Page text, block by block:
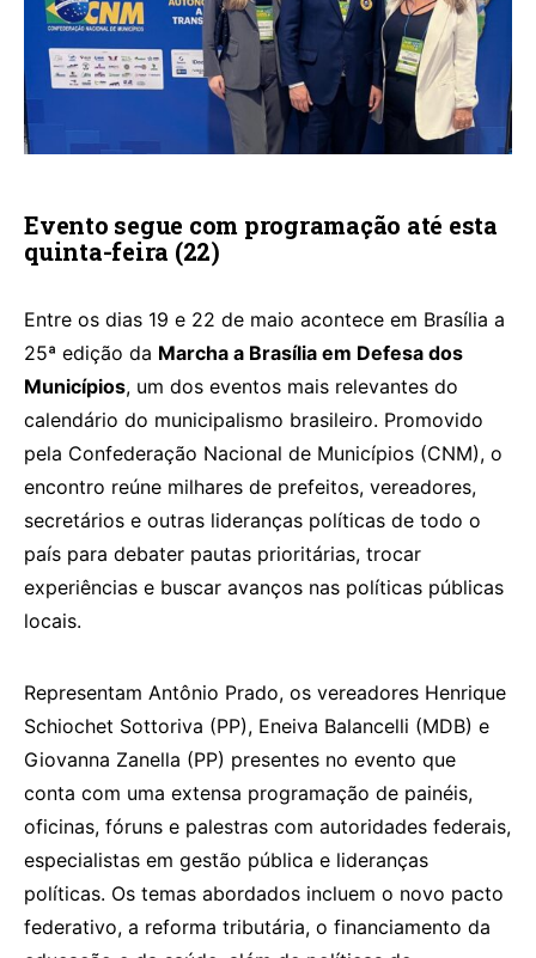
Evento segue com programação até esta
quinta-feira (22)
Entre os dias 19 e 22 de maio acontece em Brasília a
25ª edição da Marcha a Brasília em Defesa dos
Municípios, um dos eventos mais relevantes do
calendário do municipalismo brasileiro. Promovido
pela Confederação Nacional de Municípios (CNM), o
encontro reúne milhares de prefeitos, vereadores,
secretários e outras lideranças políticas de todo o
país para debater pautas prioritárias, trocar
experiências e buscar avanços nas políticas públicas
locais.
Representam Antônio Prado, os vereadores Henrique
Schiochet Sottoriva (PP), Eneiva Balancelli (MDB) e
Giovanna Zanella (PP) presentes no evento que
conta com uma extensa programação de painéis,
oficinas, fóruns e palestras com autoridades federais,
especialistas em gestão pública e lideranças
políticas. Os temas abordados incluem o novo pacto
federativo, a reforma tributária, o financiamento da